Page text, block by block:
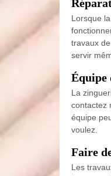
Lorsque
travaux
servir
Équipe
La
contactez
équipe
voulez.
Faire
Les